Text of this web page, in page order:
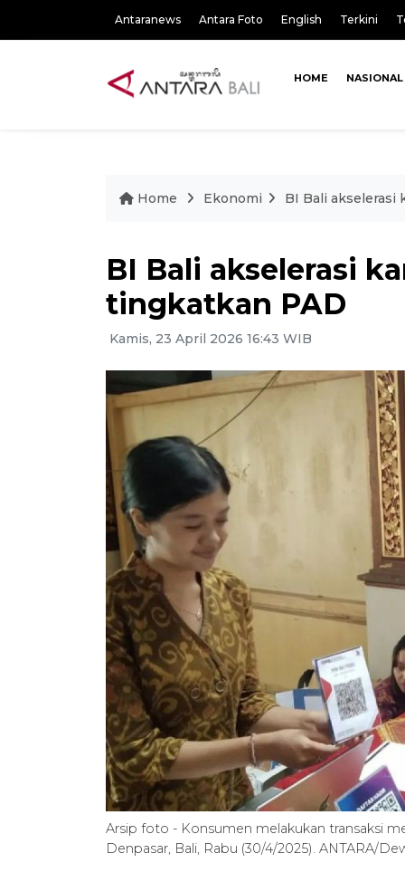
Antaranews Antara Foto English Terkini
HOME NASIONAL
Home Ekonomi BI Bali akselerasi
BI Bali akselerasi
tingkatkan PAD
Kamis, 23 April 2026 16:43 WIB
Arsip foto - Konsumen melakukan transaksi
Denpasar, Bali, Rabu (30/4/2025). ANTARA/